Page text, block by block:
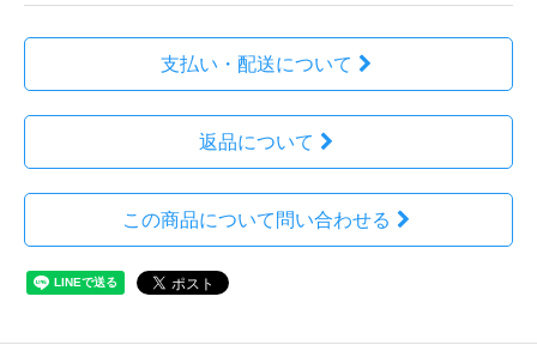
支払い・配送について
返品について
この商品について問い合わせる